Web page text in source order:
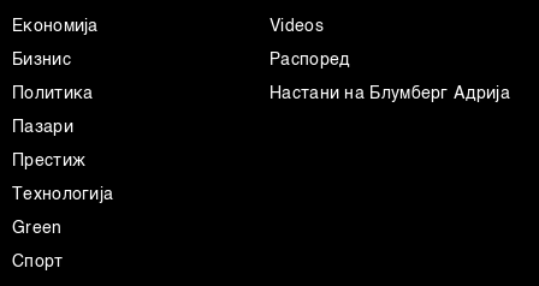
Економија
Бизнис
Политика
Пазари
Престиж
Технологија
Green
Спорт
Videos
Распоред
Настани на Блумберг Адрија